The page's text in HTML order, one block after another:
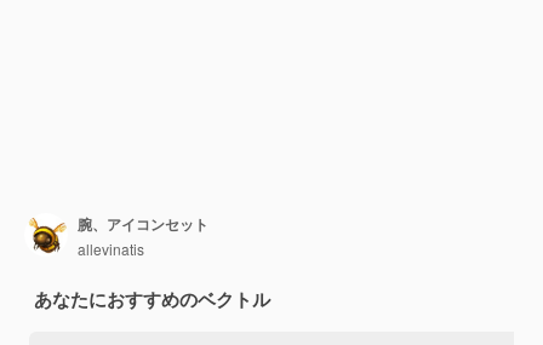
腕、アイコンセット
allevinatis
あなたにおすすめのベクトル